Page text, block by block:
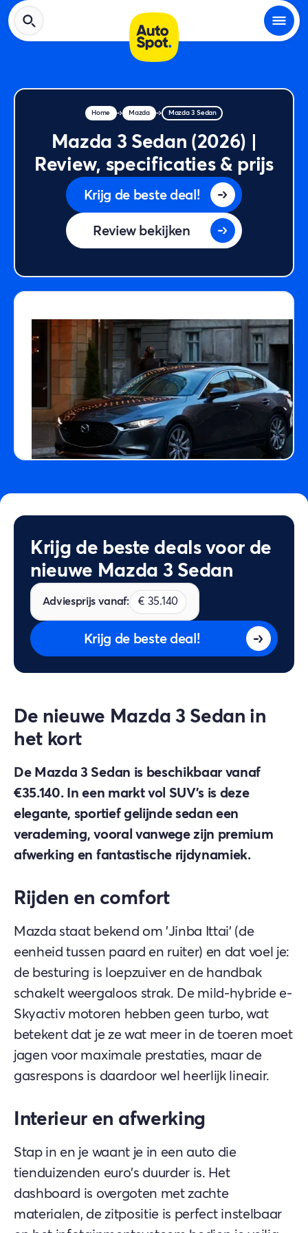
Home Mazda Mazda 3 Sedan
Mazda 3 Sedan (2026) |
Review, specificaties & prijs
Krijg de beste deal!
Review bekijken
De nieuwe Mazda 3 Sedan in
het kort
De Mazda 3 Sedan is beschikbaar vanaf
€35.140. In een markt vol SUV's is deze
elegante, sportief gelijnde sedan een
verademing, vooral vanwege zijn premium
afwerking en fantastische rijdynamiek.
Rijden en comfort
Mazda staat bekend om 'Jinba Ittai' (de
eenheid tussen paard en ruiter) en dat voel je:
de besturing is loepzuiver en de handbak
schakelt weergaloos strak. De mild-hybride e-
Skyactiv motoren hebben geen turbo, wat
betekent dat je ze wat meer in de toeren moet
jagen voor maximale prestaties, maar de
gasrespons is daardoor wel heerlijk lineair.
Interieur en afwerking
Stap in en je waant je in een auto die
tienduizenden euro's duurder is. Het
dashboard is overgoten met zachte
materialen, de zitpositie is perfect instelbaar
Krijg de beste deals voor de
nieuwe Mazda 3 Sedan
Adviesprijs vanaf: € 35.140
Krijg de beste deal!